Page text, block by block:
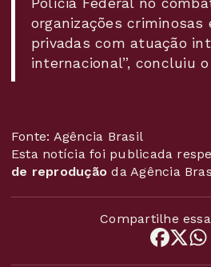
organizações criminosas
privadas com atuação
internacional”, concluiu
Fonte: Agência Brasil
Esta notícia foi publicada
de reprodução da Agência
Compartilhe